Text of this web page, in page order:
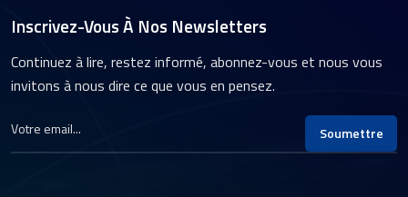
Inscrivez-Vous À Nos Newsletters
Continuez à lire, restez informé, abonnez-vous et nous vous
invitons à nous dire ce que vous en pensez.
Soumettre